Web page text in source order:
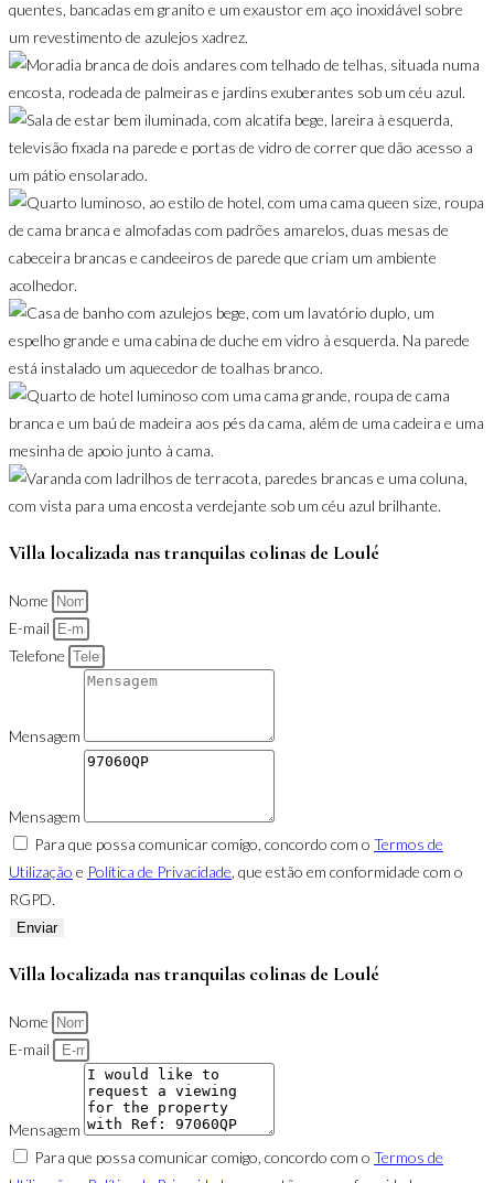
Villa localizada nas tranquilas colinas de Loulé
Nome
E-mail
Telefone
Mensagem
Mensagem
Para que possa comunicar comigo, concordo com o Termos de
Utilização e Política de Privacidade, que estão em conformidade com o
RGPD.
Enviar
Villa localizada nas tranquilas colinas de Loulé
Nome
E-mail
Mensagem
Para que possa comunicar comigo, concordo com o Termos de